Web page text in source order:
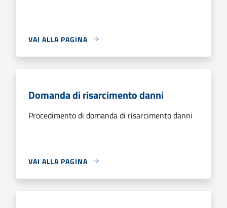
VAI ALLA PAGINA
Domanda di risarcimento danni
Procedimento di domanda di risarcimento danni
VAI ALLA PAGINA